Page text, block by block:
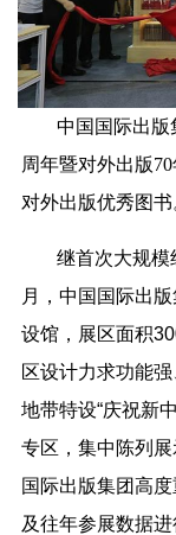
中国国际出版
周年暨对外出版
对外出版优秀图
继首次大规
月，中国国际出
设馆，展区面积
区设计力求功能
地带特设“庆祝新
专区，集中陈列
国际出版集团高
及往年参展数据